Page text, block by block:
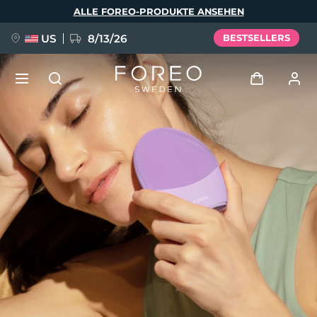
ALLE FOREO-PRODUKTE ANSEHEN
US 8/13/26 BESTSELLERS
Benutzerkonto
Meine Geräte
Meine Bestellungen
Meine Adressen
Meine Abonnements
NEU
FAQ™ Pure Beauty-Tech Elixir
BREAKING NEWS
issa™ Teeth Whitening Set
Sprache
English Deutsch
Español
Français
Italiano
Português
Svenska
Русский
Türkçe
简体中文 繁體中文